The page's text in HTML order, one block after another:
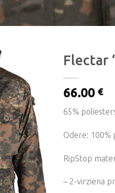
Pievienot
vēlmju
sarakstam
Flectar
66.00€
65%
Odere: 100%
RipStop
– 2-virziena